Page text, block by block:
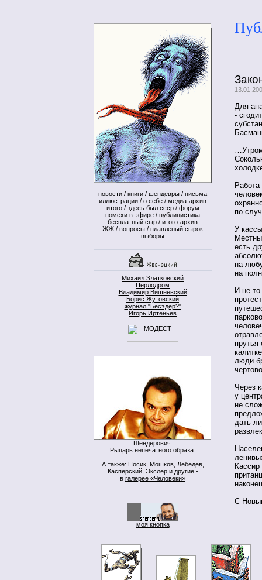
новости / книги / шендевры / письма
иллюстрации / о себе / медиа-архив
итого/ здесь был ссср/ форум
помехи в эфире / публицистика
бесплатный сыр / итого-архив
ЖЖ / вопросы / плавленый сырок
выборы
Михаил Златковский
Перлодром
Владимир Вишневский
Борис Жутовский
журнал "Бесэдер?"
Игорь Иртеньев
Шендерович.
Рыцарь непечатного образа.
А также: Носик, Мошков, Лебедев,
Касперский, Экслер и другие -
в галерее «Человеки»
моя кнопка
Для
-
Работа
по
У
есть
на
на
И не
люди
Через
у
не
дать
С